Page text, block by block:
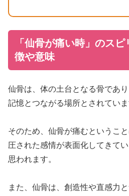
「仙骨が痛い時」のス
徴や意味
仙骨は、体の土台となる骨であ
記憶とつながる場所とされていま
そのため、仙骨が痛むというこ
圧された感情が表面化してきて
思われます。
また、仙骨は、創造性や直感力